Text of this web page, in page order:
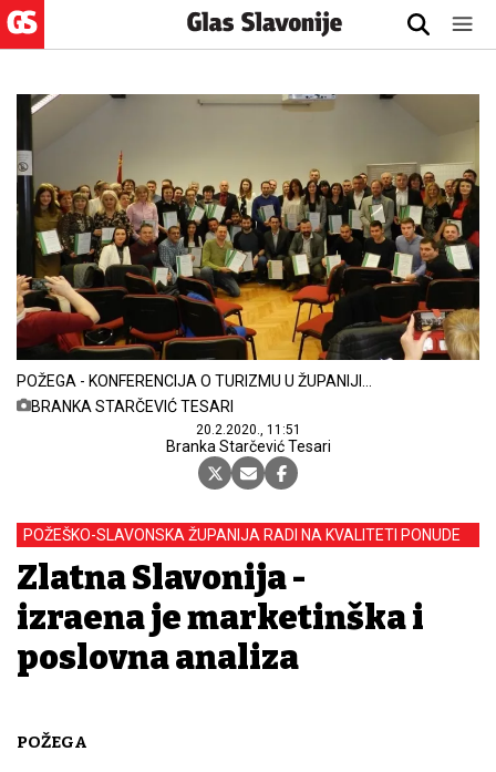
POŽEGA - KONFERENCIJA O TURIZMU U ŽUPANIJI,
VELJAČA 2020.
BRANKA STARČEVIĆ TESARI
20.2.2020., 11:51
Branka Starčević Tesari
POŽEŠKO-SLAVONSKA ŽUPANIJA RADI NA KVALITETI PONUDE
Zlatna Slavonija -
izrađena je marketinška i
poslovna analiza
POŽEGA